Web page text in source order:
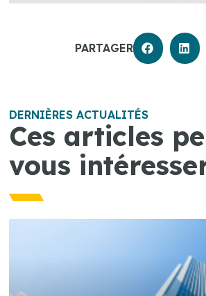
PARTAGER
DERNIÈRES ACTUALITÉS
Ces articles
vous